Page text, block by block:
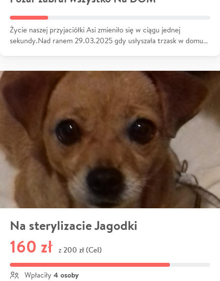
Życie naszej przyjaciółki Asi zmieniło się w ciągu jednej
sekundy.Nad ranem 29.03.2025 gdy usłyszała trzask w domu…
Na sterylizacie Jagodki
160 zł z 200 zł (Cel)
Wpłaciły 4 osoby